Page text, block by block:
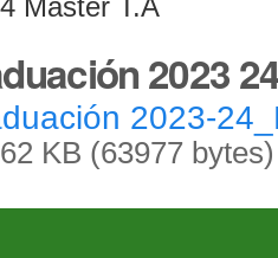
Máster T.A
2023
2023-
KB (63977 bytes)